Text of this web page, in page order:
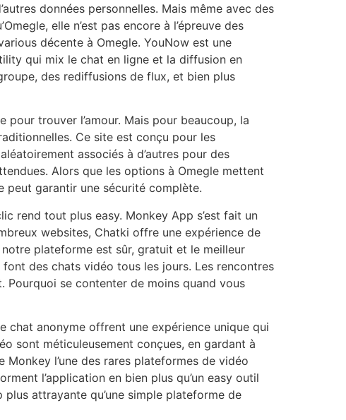
données personnelles. Mais même avec des
elle n’est pas encore à l’épreuve des
décente à Omegle. YouNow est une
qui mix le chat en ligne et la diffusion en
des rediffusions de flux, et bien plus
pour trouver l’amour. Mais pour beaucoup, la
Ce site est conçu pour les
associés à d’autres pour des
Alors que les options à Omegle mettent
garantir une sécurité complète.
rend tout plus easy. Monkey App s’est fait un
websites, Chatki offre une expérience de
plateforme est sûr, gratuit et le meilleur
des chats vidéo tous les jours. Les rencontres
Pourquoi se contenter de moins quand vous
anonyme offrent une expérience unique qui
sont méticuleusement conçues, en gardant à
Monkey l’une des rares plateformes de vidéo
l’application en bien plus qu’un easy outil
attrayante qu’une simple plateforme de